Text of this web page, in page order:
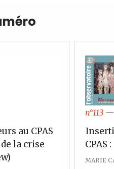
au CPAS
la crise
n°113
CPAS
MARIE